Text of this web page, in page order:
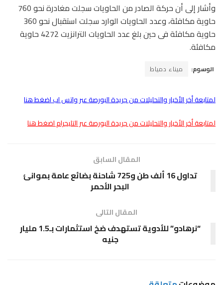
وأشار إلى أن حركة الصادر من الحاويات سجلت مغادرة نحو 760
حاوية مكافئة، وعدد الحاويات الوارد سجلت استقبال نحو 360
حاوية مكافئة فى حين بلغ عدد الحاويات الترانزيت 4272 حاوية
مكافئة.
الوسوم: ميناء دمياط
لمتابعة أخر الأخبار والتحليلات من جريدة البورصة عبر واتس اب اضغط هنا
لمتابعة أخر الأخبار والتحليلات من جريدة البورصة عبر التليجرام اضغط هنا
المقال السابق
تداول 16 ألف طن و725 شاحنة بضائع عامة بموانئ
البحر الأحمر
المقال التالى
“نرهادو” للأدوية تستهدف ضخ استثمارات بـ1.5 مليار
جنيه